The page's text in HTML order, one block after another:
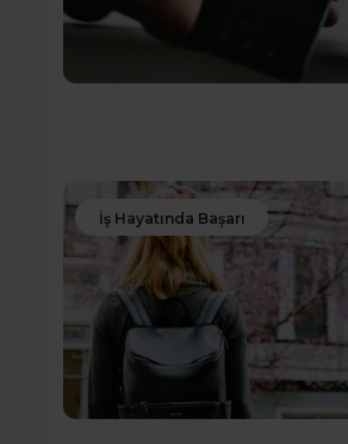
İş Hayatında Başarı